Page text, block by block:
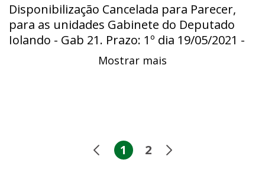
Disponibilização Cancelada para Parecer,
para as unidades Gabinete do Deputado
Iolando - Gab 21. Prazo: 1º dia 19/05/2021 -
00:00 a último dia 01/06/2021 - 23:59
Mostrar mais
1 2